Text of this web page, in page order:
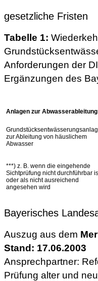
gesetzliche Fristen
Tabelle 1:
Anforderungen der
Ergänzungen des
Anlagen zur Abwasserableitung
zur Ableitung von häuslichem
Abwasser
***) z. B. wenn die eingehende
Sichtprüfung nicht durchführbar
oder als nicht ausreichend
angesehen wird
Bayerisches
Auszug aus dem
Stand: 17.06.2003
Ansprechpartner:
Prüfung alter und